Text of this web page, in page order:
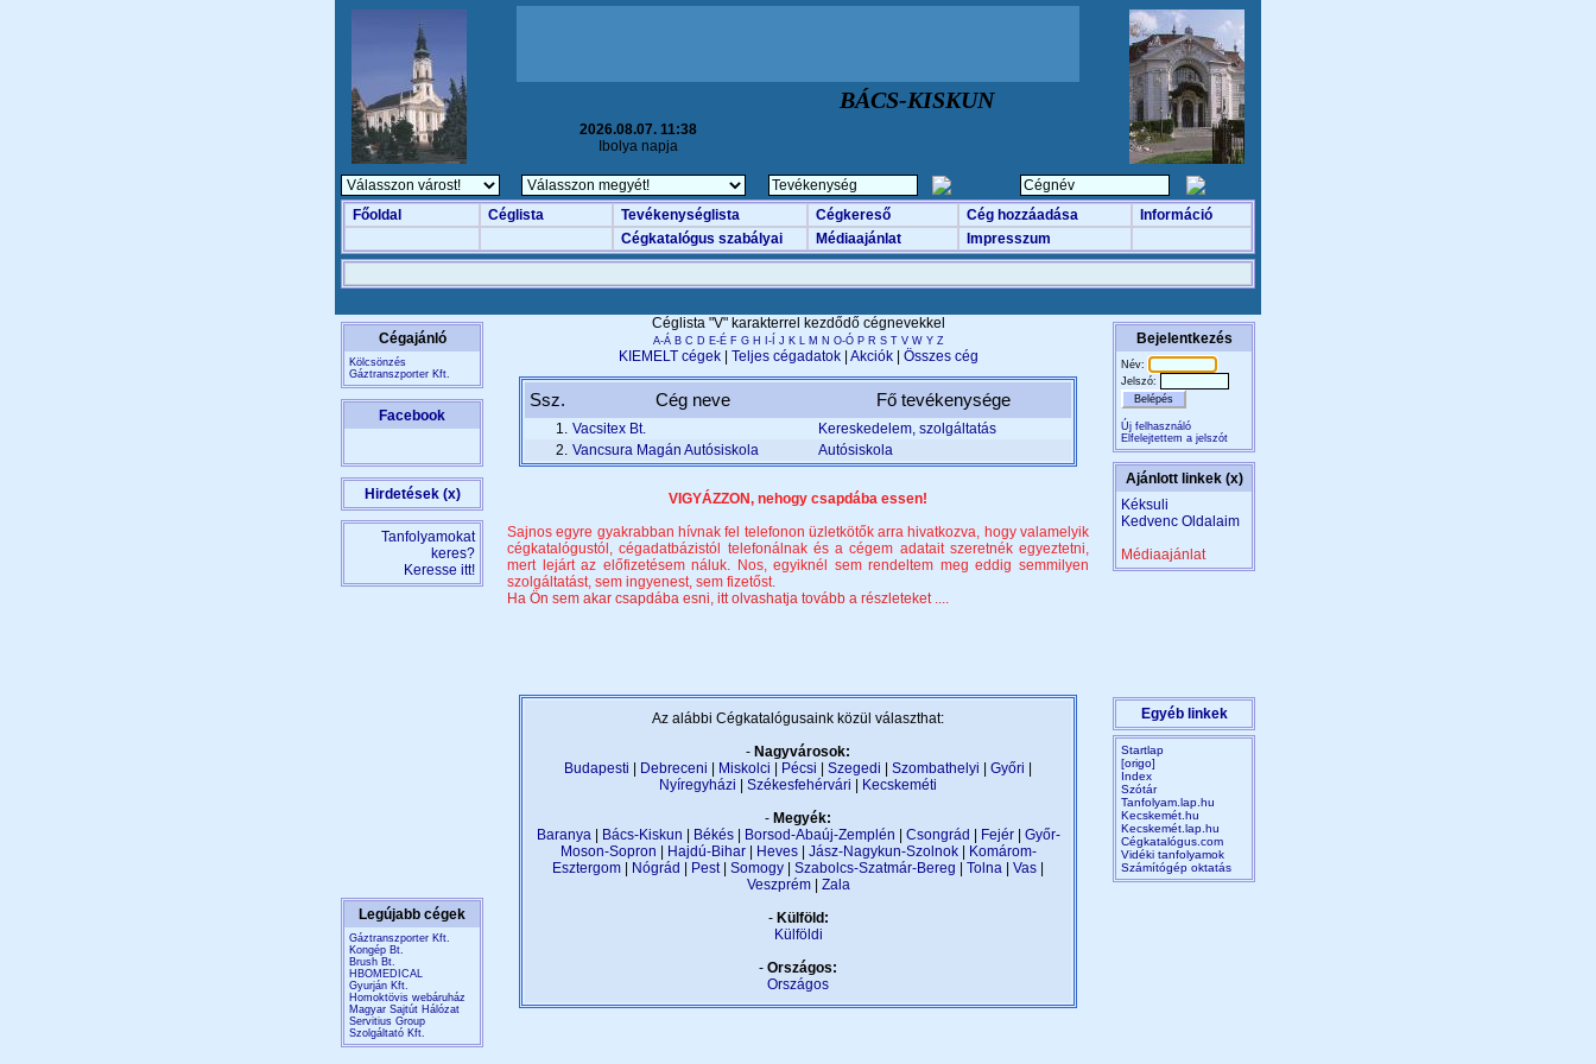
2026.08.07. 11:38
Ibolya napja
BÁCS-KISKUN
Főoldal Céglista Tevékenységlista Cégkereső Cég hozzáadása
Információ
Cégkatalógus szabályai
Médiaajánlat Impresszum
Cégajánló
Kölcsönzés
Gáztranszporter Kft.
Facebook
Hirdetések (x)
Tanfolyamokat
keres?
Keresse itt!
Legújabb cégek
Gáztranszporter Kft.
Kongép Bt.
Brush Bt.
HBOMEDICAL
Gyurján Kft.
Homoktövis webáruház
Magyar Sajtút Hálózat
Servitius Group
Szolgáltató Kft.
Céglista "V" karakterrel kezdődő cégnevekkel
A-Á B C D E-É F G H I-Í J K L M N O-Ó P R S T V W Y Z
KIEMELT cégek| Teljes cégadatok| Akciók| Összes cég
Ssz. Cég neve Fő tevékenysége
1. Vacsitex Bt.
Kereskedelem, szolgáltatás
2. Vancsura Magán Autósiskola Autósiskola
VIGYÁZZON, nehogy csapdába essen!
Sajnos egyre gyakrabban hívnak fel telefonon üzletkötők arra hivatkozva, hogy valamelyik
cégkatalógustól, cégadatbázistól telefonálnak és a cégem adatait szeretnék egyeztetni,
mert lejárt az előfizetésem náluk. Nos, egyiknél sem rendeltem meg eddig semmilyen
szolgáltatást, sem ingyenest, sem fizetőst.
Ha Ön sem akar csapdába esni, itt olvashatja tovább a részleteket ....
Az alábbi Cégkatalógusaink közül választhat:
- Nagyvárosok:
Budapesti
Debreceni Miskolci Pécsi Szegedi Szombathelyi Győri
Nyíregyházi
Székesfehérvári
Kecskeméti
- Megyék:
Baranya| Bács-Kiskun Békés| Borsod-Abaúj-Zemplén Csongrád Fejér| Győr-
Moson-Sopron
Hajdú-Bihar| Heves| Jász-Nagykun-Szolnok|
Komárom-
Esztergom
Nógrád Pest| Somogy Szabolcs-Szatmár-Bereg Tolna Vas
Veszprém| Zala
- Külföld:
Külföldi
- Országos:
Országos
Bejelentkezés
Név:
Jelszó:
Új felhasználó
Elfelejtettem a jelszót
Ajánlott linkek (x)
Kéksuli
Kedvenc Oldalaim
Médiaajánlat
Egyéb linkek
Startlap
[origo]
Index
Szótár
Tanfolyam.lap.hu
Kecskemét.hu
Kecskemét.lap.hu
Cégkatalógus.com
Vidéki tanfolyamok
Számítógép oktatás